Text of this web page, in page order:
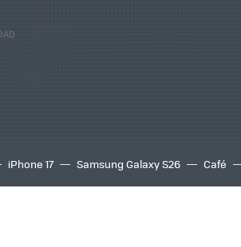
iPhone 17 Samsung Galaxy S26 Café